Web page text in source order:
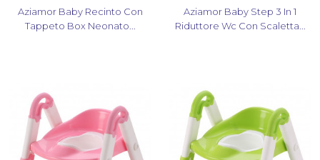
Aziamor Baby Recinto Con
Tappeto Box Neonato...
Aziamor Baby Step 3 In 1
Riduttore Wc Con Scaletta...